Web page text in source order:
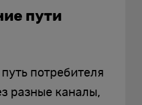
пути
потребителя
разные каналы,